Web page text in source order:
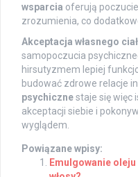
wsparcia oferują
zrozumienia, co
Akceptacja własnego
samopoczucia
hirsutyzmem lepiej
budować zdrowe relacje
psychicznestaje się więc
akceptacji siebie i
wyglądem.
Powiązane wpisy:
Emulgowanie